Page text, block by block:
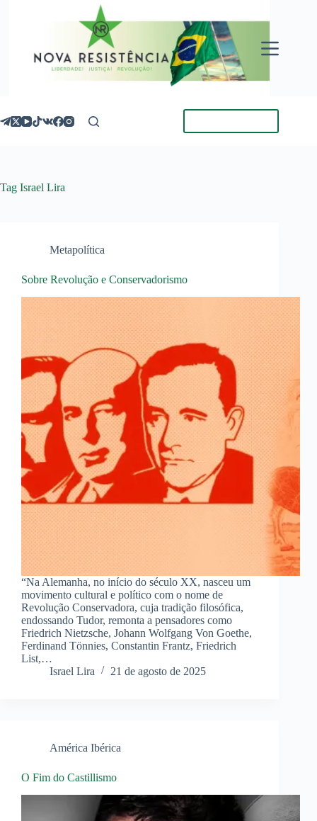
Tag Israel Lira
Metapolítica
Sobre Revolução e Conservadorismo
“Na Alemanha, no início do século XX, nasceu um
movimento cultural e político com o nome de
Revolução Conservadora, cuja tradição filosófica,
endossando Tudor, remonta a pensadores como
Friedrich Nietzsche, Johann Wolfgang Von Goethe,
Ferdinand Tönnies, Constantin Frantz, Friedrich
List,…
Israel Lira
21 de agosto de 2025
América Ibérica
O Fim do Castillismo